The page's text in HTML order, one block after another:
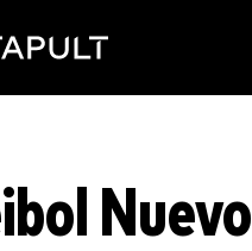
Nuevo